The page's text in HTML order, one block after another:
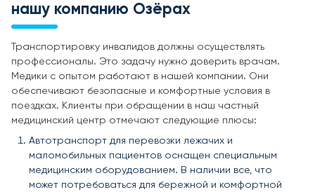
нашу компанию Озёрах
Транспортировку инвалидов должны осуществлять
профессионалы. Это задачу нужно доверить врачам.
Медики с опытом работают в нашей компании. Они
обеспечивают безопасные и комфортные условия в
поездках. Клиенты при обращении в наш частный
медицинский центр отмечают следующие плюсы:
Автотранспорт для перевозки лежачих и
маломобильных пациентов оснащен специальным
медицинским оборудованием. В наличии все, что
может потребоваться для бережной и комфортной